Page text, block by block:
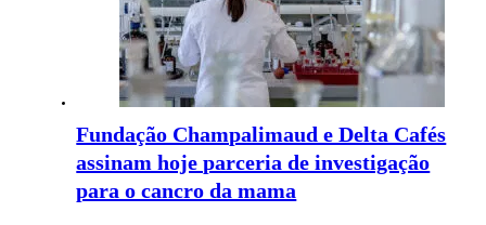
Fundação Champalimaud e Delta Cafés
assinam hoje parceria de investigação
para o cancro da mama